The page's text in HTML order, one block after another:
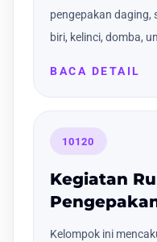
pengepakan daging,
biri, kelinci, domba,
BACA DETAIL
10120
Kegiatan
Kelompok ini